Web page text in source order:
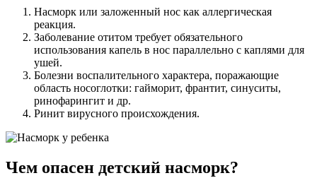
Насморк или заложенный нос как аллергическая
реакция.
Заболевание отитом требует обязательного
использования капель в нос параллельно с каплями для
ушей.
Болезни воспалительного характера, поражающие
область носоглотки: гайморит, франтит, синуситы,
ринофарингит и др.
Ринит вирусного происхождения.
Чем опасен детский насморк?